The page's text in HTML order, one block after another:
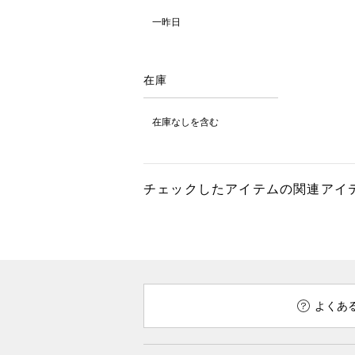
一昨日
在庫
在庫なしを含む
チェックしたアイテムの関連アイ
よくあ